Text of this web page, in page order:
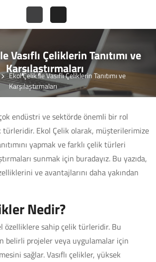
Vasıflı Çeliklerin Tanıtımı ve
Karşılaştırmaları
Ekol Çelik ile Vasıflı Çeliklerin Tanıtımı ve
Karşılaştırmaları
endüstri ve sektörde önemli bir rol
türleridir. Ekol Çelik olarak, müşterilerimize
yapmak ve farklı çelik türleri
sunmak için buradayız. Bu yazıda,
ve avantajlarını daha yakından
Nedir?
özelliklere sahip çelik türleridir. Bu
belirli projeler veya uygulamalar için
sağlar. Vasıflı çelikler, yüksek